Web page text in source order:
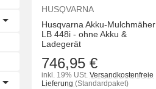
HUSQVARNA
Husqvarna Akku-Mulchmäher
LB 448i - ohne Akku &
Ladegerät
746,95 €
inkl. 19% USt. Versandkostenfreie
Lieferung (Standardpaket)